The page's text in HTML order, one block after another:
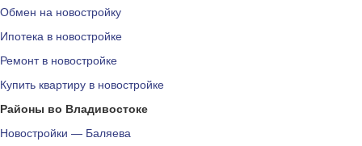
Обмен на новостройку
Ипотека в новостройке
Ремонт в новостройке
Купить квартиру в новостройке
Районы во Владивостоке
Новостройки — Баляева